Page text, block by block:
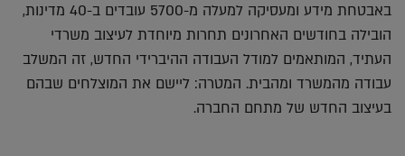
באבטחת מידע ומעסיקה למעלה מ-5700 עובדים ב-40 מדינות,
הובילה בחודשים האחרונים תחרות מיוחדת לעיצוב משרדי
העתיד, המותאמים למודל העבודה ההיברידי החדש, זה המשלב
עבודה מהמשרד ומהבית. המטרה: ליישם את המוצלחים שבהם
בעיצוב החדש של מתחם החברה.